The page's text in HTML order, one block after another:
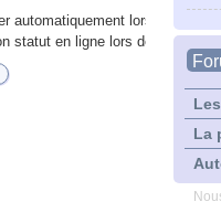
La
automatiquement lors de
statut en ligne lors de cette